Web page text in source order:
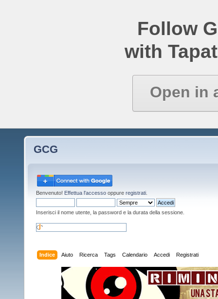
Follow
with
Open in
GCG
Benvenuto! Effettua l'accesso oppure registrati
Inserisci il nome utente, la password e la durata della sessione.
Indice Aiuto Ricerca Tags Calendario Accedi Registrati